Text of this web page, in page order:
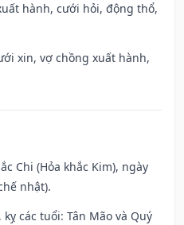
hành, cưới hỏi, động thổ,
xin, vợ chồng xuất hành,
Chi (Hỏa khắc Kim), ngày
nhật).
các tuổi: Tân Mão và Quý